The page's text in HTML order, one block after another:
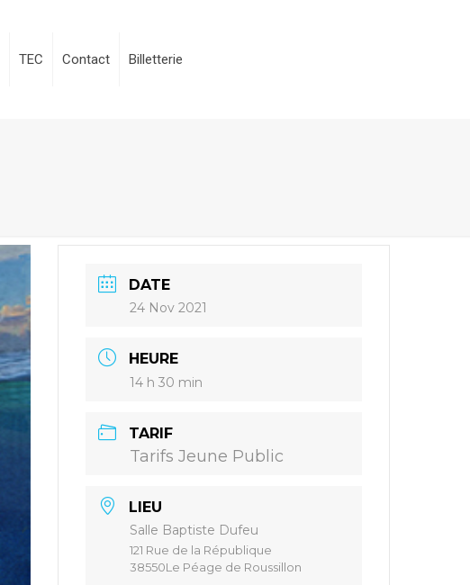
TEC Contact Billetterie
DATE
24 Nov 2021
HEURE
14 h 30 min
TARIF
Tarifs Jeune Public
LIEU
Salle Baptiste Dufeu
121 Rue de la République
38550Le Péage de Roussillon